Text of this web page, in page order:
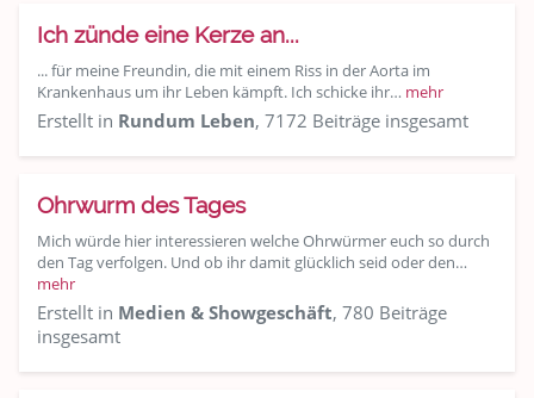
Ich zünde eine Kerze an...
... für meine Freundin, die mit einem Riss in der Aorta im
Krankenhaus um ihr Leben kämpft. Ich schicke ihr… mehr
Erstellt in Rundum Leben, 7172 Beiträge insgesamt
Ohrwurm des Tages
Mich würde hier interessieren welche Ohrwürmer euch so durch
den Tag verfolgen. Und ob ihr damit glücklich seid oder den…
mehr
Erstellt in Medien & Showgeschäft, 780 Beiträge
insgesamt